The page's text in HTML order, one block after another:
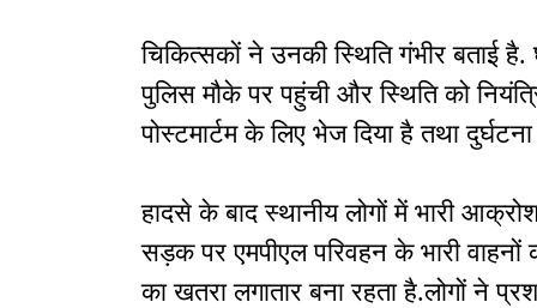
चिकित्सकों ने उनकी स्थिति गंभीर बताई
पुलिस मौके पर पहुंची और स्थिति को
पोस्टमार्टम के लिए भेज दिया है तथा
हादसे के बाद स्थानीय लोगों में भारी
सड़क पर एमपीएल परिवहन के भारी
का खतरा लगातार बना रहता है.लोगों ने